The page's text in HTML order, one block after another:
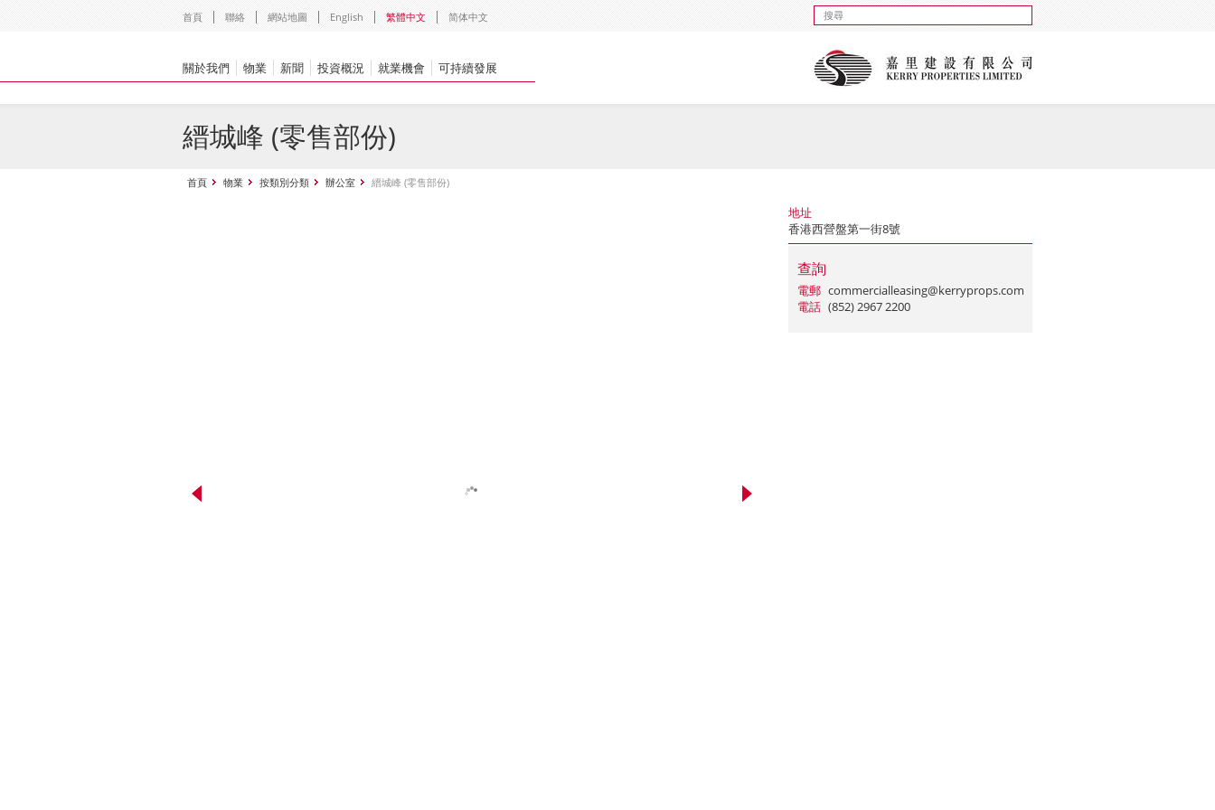
首頁 聯絡 網站地圖 English 繁體中文 简体中文
關於我們 物業 新聞 投資概況 就業機會 可持續發展
縉城峰 (零售部份)
首頁 物業 按類別分類 辦公室 縉城峰 (零售部份)
地址
香港西營盤第一街8號
查詢
電郵 commercialleasing@kerryprops.com
電話 (852) 2967 2200